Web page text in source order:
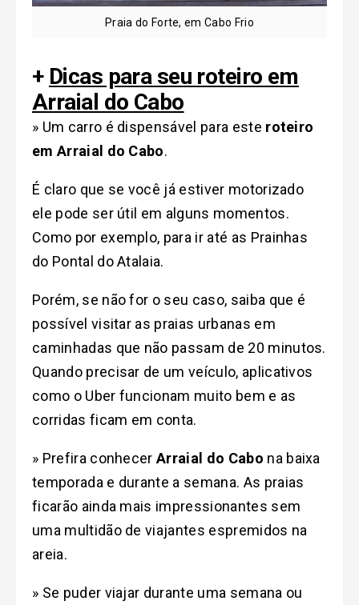
Praia do Forte, em Cabo Frio
+ Dicas para seu roteiro em
Arraial do Cabo
» Um carro é dispensável para este roteiro
em Arraial do Cabo.
É claro que se você já estiver motorizado
ele pode ser útil em alguns momentos.
Como por exemplo, para ir até as Prainhas
do Pontal do Atalaia.
Porém, se não for o seu caso, saiba que é
possível visitar as praias urbanas em
caminhadas que não passam de 20 minutos.
Quando precisar de um veículo, aplicativos
como o Uber funcionam muito bem e as
corridas ficam em conta.
» Prefira conhecerArraial do Cabo na baixa
temporada e durante a semana. As praias
ficarão ainda mais impressionantes sem
uma multidão de viajantes espremidos na
areia.
» Se puder viajar durante uma semana ou